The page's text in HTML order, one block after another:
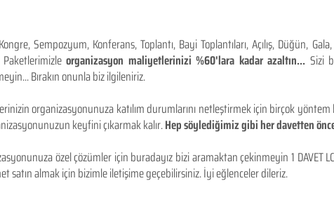
Sempozyum, Konferans, Toplantı, Bayi Toplantıları, Açılış, Düğün,
organizasyon maliyetlerinizi %60'lara kadar azaltın... Sizi
Bırakın onunla biz ilgileniriz.
organizasyonunuza katılım durumlarını netleştirmek için birçok yöntem
keyfini çıkarmak kalır.Hep söylediğimiz gibi her davetten
özel çözümler için buradayız bizi aramaktan çekinmeyin 1
satın almak için bizimle iletişime geçebilirsiniz. İyi eğlenceler dileriz.